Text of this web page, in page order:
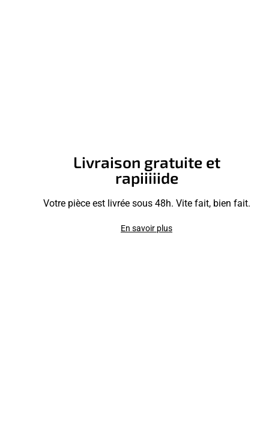
Livraison gratuite et
rapiiiiide
Votre pièce est livrée sous 48h. Vite fait, bien fait.
En savoir plus